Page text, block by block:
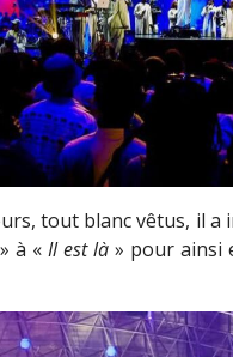
tout blanc vêtus, il
» à « Il est là » pour ainsi